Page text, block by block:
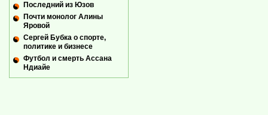
Последний из Юзов
Почти монолог Алины
Яровой
Сергей Бубка о спорте,
политике и бизнесе
Футбол и смерть Ассана
Ндиайе